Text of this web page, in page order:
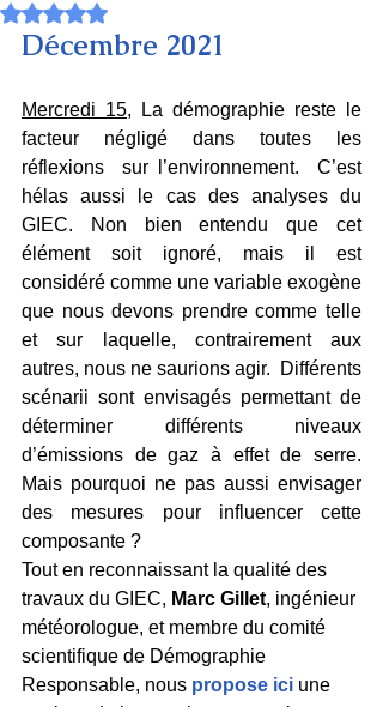
Noté NaN étoiles sur 5.
Décembre 2021
Mercredi 15, La démographie reste le
facteur négligé dans toutes les
réflexions  sur l’environnement.  C’est
hélas aussi le cas des analyses du
GIEC. Non bien entendu que cet
élément soit ignoré, mais il est
considéré comme une variable exogène
que nous devons prendre comme telle
et sur laquelle, contrairement aux
autres, nous ne saurions agir.  Différents
scénarii sont envisagés permettant de
déterminer différents niveaux
d’émissions de gaz à effet de serre.
Mais pourquoi ne pas aussi envisager
des mesures pour influencer cette
composante ?
Tout en reconnaissant la qualité des
travaux du GIEC, Marc Gillet, ingénieur
météorologue, et membre du comité
scientifique de Démographie
Responsable, nous propose ici une